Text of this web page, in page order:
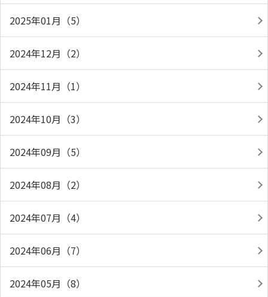
2025年01月（5）
2024年12月（2）
2024年11月（1）
2024年10月（3）
2024年09月（5）
2024年08月（2）
2024年07月（4）
2024年06月（7）
2024年05月（8）